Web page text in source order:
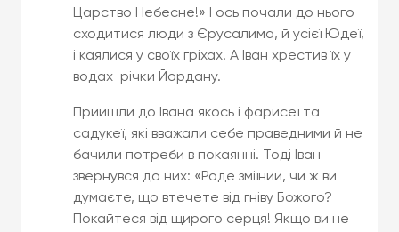
Царство Небесне!» І ось почали до нього
сходитися люди з Єрусалима, й усієї Юдеї,
і каялися у своїх гріхах. А Іван хрестив їх у
водах річки Йордану.
Прийшли до Івана якось і фарисеї та
садукеї, які вважали себе праведними й не
бачили потреби в покаянні. Тоді Іван
звернувся до них: «Роде зміїний, чи ж ви
думаєте, що втечете від гніву Божого?
Покайтеся від щирого серця! Якщо ви не